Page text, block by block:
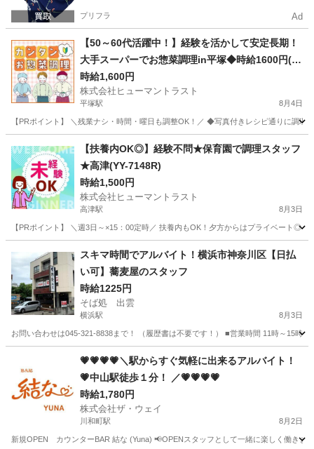
プリフラ Ad
【50～60代活躍中！】経験を活かして安定長期！
大手スーパーでお惣菜調理in平塚◆時給1600円(W
2T-1573_1)
時給1,600円
株式会社ヒューマントラスト
平塚駅 8月4日
【PRポイント】 ＼残業ナシ・時間・曜日も調整OK！／ ◆写真付きレシピ通りに調
平塚駅 キッチン ヒューマントラスト
【扶養内OK◎】経験不問★保育園で調理スタッフ
★高津(YY-7148R)
時給1,500円
株式会社ヒューマントラスト
高津駅 8月3日
【PRポイント】 ＼週3日～×15：00定時／ 扶養内もOK！夕方からはプライベート◎
高津駅 キッチン
スキマ時間でアルバイト！横浜市神奈川区【日払
い可】蕎麦屋のスタッフ
時給1225円
そば処 出雲
横浜駅 8月3日
お問い合わせは045-321-8838まで！ （履歴書は不要です！） ■営業時間 11時
横浜駅 飲食 スタッフ
💗💗💗💗＼駅からすぐ気軽に出来るアルバイト！
💗中山駅徒歩１分！ ／💗💗💗💗
時給1,780円
株式会社ザ・ウェイ
川和町駅 8月2日
新規OPEN カウンターBAR 結な (Yuna) 📢OPENスタッフとして一緒に楽しく働きま